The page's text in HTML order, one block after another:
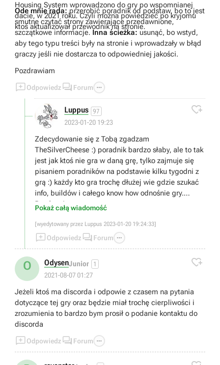
Housing System wprowadzono do gry po wspomnianej
dacie, w 2021 roku. Czyli można powiedzieć po kryjomu
ktoś aktualizował przewodnik na stronie.
Ode mnie rada: przerobić poradnik od podstaw, bo to jest
smutne czytać strony zawierające przedawnione,
szczątkowe informacje. Inna ścieżka: usunąć, bo wstyd,
aby tego typu treści były na stronie i wprowadzały w błąd
graczy jeśli nie dostarcza to odpowiedniej jakości.
Pozdrawiam
Odpowiedz  Forum 
Luppus 97
2023-01-20 19:23

Zdecydowanie się z Tobą zgadzam
TheSilverCheese :) poradnik bardzo słaby, ale to tak
jest jak ktoś nie gra w daną grę, tylko zajmuje się
pisaniem poradników na podstawie kilku tygodni z
grą :) każdy kto gra trochę dłużej wie gdzie szukać
info, buildów i całego know how odnośnie gry.
Pozdrawiam
Pokaż całą wiadomość
[wyedytowany przez Luppus 2023-01-20 19:24:33]
Odpowiedz  Forum 
O OdysenJunior 1
2021-08-07 01:27

Jeżeli ktoś ma discorda i odpowie z czasem na pytania
dotyczące tej gry oraz będzie miał trochę cierpliwości i
zrozumienia to bardzo bym prosił o podanie kontaktu do
discorda
Odpowiedz  Forum 